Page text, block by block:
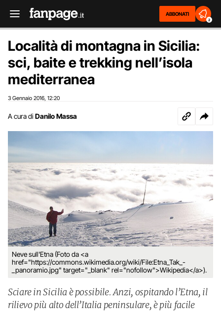
ABBONATI
2
Località di montagna in Sicilia:
sci, baite e trekking nell’isola
mediterranea
3 Gennaio 2016 12:20
A cura di Danilo Massa
Neve sull'Etna (Foto da <a
href="https://commons.wikimedia.org/wiki/File:Etna_Tak_-
_panoramio.jpg" target="_blank" rel="nofollow">Wikipedia</a>).
Sciare in Sicilia è possibile. Anzi, ospitando l’Etna, il
rilievo più alto dell’Italia peninsulare, è più facile